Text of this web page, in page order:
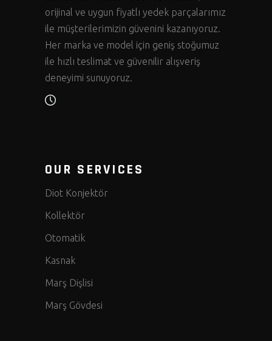
orijinal ve uygun fiyatlı yedek parçalarımız
ile müşterilerimizin güvenini kazanıyoruz.
Her marka ve model için geniş stoğumuz
ile hızlı teslimat ve güvenilir alışveriş
deneyimi sunuyoruz.
OUR SERVICES
Diot Konjektör
Kollektör
Otomatik
Kasnak
Marş Dişlisi
Marş Gövdesi